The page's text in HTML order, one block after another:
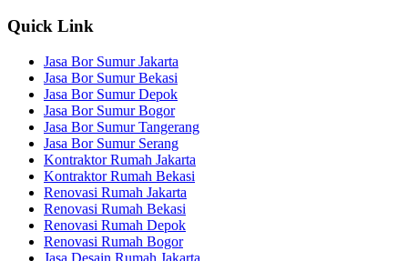
Quick Link
Jasa Bor Sumur Jakarta
Jasa Bor Sumur Bekasi
Jasa Bor Sumur Depok
Jasa Bor Sumur Bogor
Jasa Bor Sumur Tangerang
Jasa Bor Sumur Serang
Kontraktor Rumah Jakarta
Kontraktor Rumah Bekasi
Renovasi Rumah Jakarta
Renovasi Rumah Bekasi
Renovasi Rumah Depok
Renovasi Rumah Bogor
Jasa Desain Rumah Jakarta